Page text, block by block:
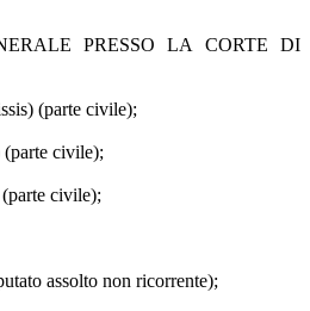
PRESSO LA CORTE DI
(parte civile);
civile);
civile);
assolto non ricorrente);